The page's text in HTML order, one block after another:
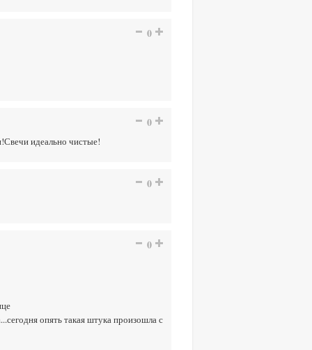
0
0
идеально чистые!
0
0
опять такая штука произошла с